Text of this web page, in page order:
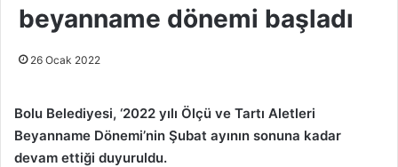
beyanname dönemi başladı
26 Ocak 2022
Bolu Belediyesi, ‘2022 yılı Ölçü ve Tartı Aletleri
Beyanname Dönemi’nin Şubat ayının sonuna kadar
devam ettiği duyuruldu.